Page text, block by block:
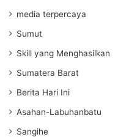
media terpercaya
Sumut
Skill yang Menghasilkan
Sumatera Barat
Berita Hari Ini
Asahan-Labuhanbatu
Sangihe